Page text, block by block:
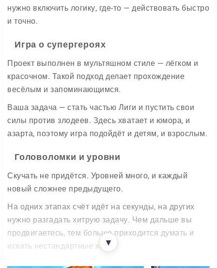
нужно включить логику, где-то — действовать быстро
и точно.
Игра о супергероях
Проект выполнен в мультяшном стиле — лёгком и
красочном. Такой подход делает прохождение
весёлым и запоминающимся.
Ваша задача — стать частью Лиги и пустить свои
силы против злодеев. Здесь хватает и юмора, и
азарта, поэтому игра подойдёт и детям, и взрослым.
Головоломки и уровни
Скучать не придётся. Уровней много, и каждый
новый сложнее предыдущего.
На одних этапах счёт идёт на секунды, на других
нужно разгадать хитрую задачу. Чем дальше вы
продвигаетесь, тем больше приходится думать и
искать нестандартные ходы.
▼